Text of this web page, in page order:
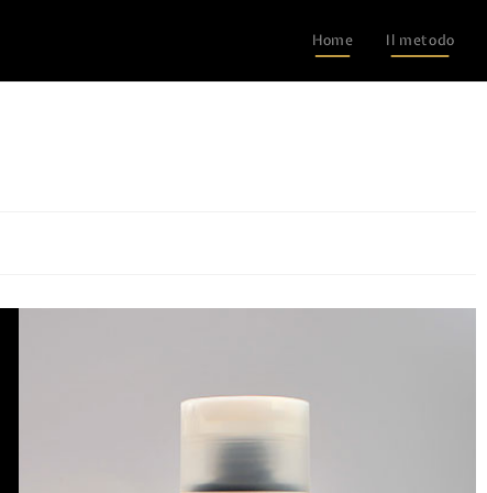
Home Il metodo